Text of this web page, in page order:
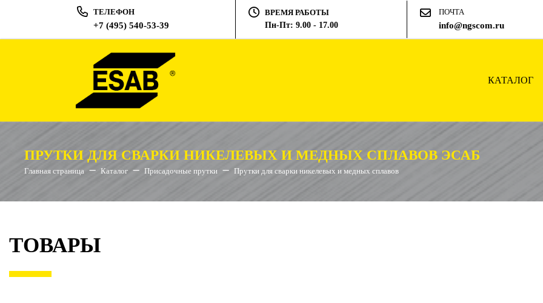
ТЕЛЕФОН
+7 (495) 540-53-39
ВРЕМЯ РАБОТЫ
Пн-Пт: 9.00 - 17.00
ПОЧТА
info@ngscom.ru
КАТАЛОГ
ПРУТКИ ДЛЯ СВАРКИ НИКЕЛЕВЫХ И МЕДНЫХ СПЛАВОВ ЭСАБ
Главная страница Каталог Присадочные прутки Прутки для сварки никелевых и медных сплавов
ТОВАРЫ